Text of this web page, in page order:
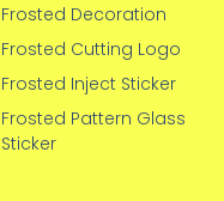
Frosted Decoration
Frosted Cutting Logo
Frosted Inject Sticker
Frosted Pattern Glass
Sticker